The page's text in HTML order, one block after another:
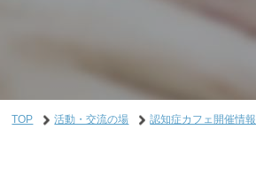
TOP 活動・交流の場 認知症カフェ開催情報